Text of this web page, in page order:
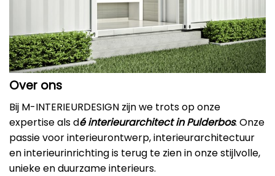
Over ons
Bij M-INTERIEURDESIGN zijn we trots op onze
expertise als dé interieurarchitect in Pulderbos. Onze
passie voor interieurontwerp, interieurarchitectuur
en interieurinrichting is terug te zien in onze stijlvolle,
unieke en duurzame interieurs.